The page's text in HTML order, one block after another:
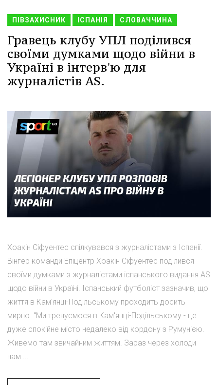
ПІВЗАХИСНИК ІСПАНІЯ СЛОВАЧЧИНА
Гравець клубу УПЛ поділився
своїми думками щодо війни в
Україні в інтерв'ю для
журналістів AS.
Хоакін Сіфуентес спілкувався з журналістами з Іспанії.
Вінгер команди Епіцентр Хоакін Сіфуентес поділився
своїми думками з журналістами іспанського видання AS
щодо війни в Україні. Іспанський футболіст зазначив, що
життя в Кам'янці-Подільському проходить досить
мирно. "Ми тренуємося в Кам'янці-Подільському - це
дуже спокійне місто недалеко від кордону з Румунією.
Живемо там звичайним життям. Зараз через холоди
нам ...